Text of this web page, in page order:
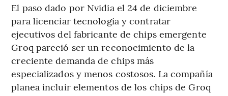
El paso dado por Nvidia el 24 de diciembre
para licenciar tecnología y contratar
ejecutivos del fabricante de chips emergente
Groq pareció ser un reconocimiento de la
creciente demanda de chips más
especializados y menos costosos. La compañía
planea incluir elementos de los chips de Groq